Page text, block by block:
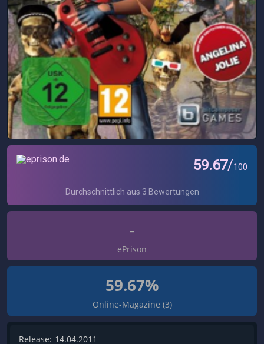
-
ePrison
59.67%
Online-Magazine (3)
Release: 14.04.2011